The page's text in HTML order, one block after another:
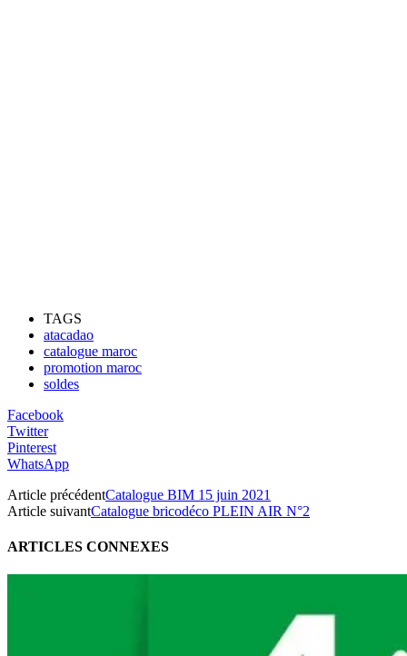
TAGS
atacadao
catalogue maroc
promotion maroc
soldes
Facebook
Twitter
Pinterest
WhatsApp
Article précédentCatalogue BIM 15 juin 2021
Article suivantCatalogue bricodéco PLEIN AIR N°2
ARTICLES CONNEXES